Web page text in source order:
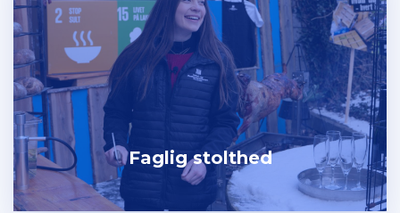
Faglig stolthed